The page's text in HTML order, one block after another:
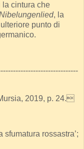
cintura che
, la
punto di
2019, p. 24.
sfumatura rossastra’;